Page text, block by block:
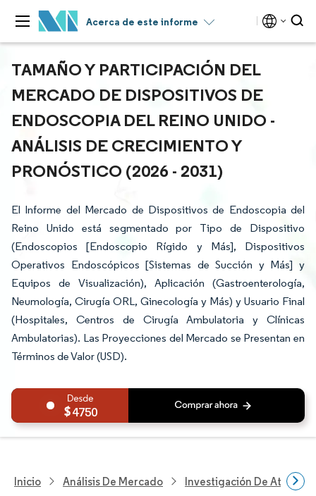
Acerca de este informe
TAMAÑO Y PARTICIPACIÓN DEL
MERCADO DE DISPOSITIVOS DE
ENDOSCOPIA DEL REINO UNIDO -
ANÁLISIS DE CRECIMIENTO Y
PRONÓSTICO (2026 - 2031)
El Informe del Mercado de Dispositivos de Endoscopia del
Reino Unido está segmentado por Tipo de Dispositivo
(Endoscopios [Endoscopio Rígido y Más], Dispositivos
Operativos Endoscópicos [Sistemas de Succión y Más] y
Equipos de Visualización), Aplicación (Gastroenterología,
Neumología, Cirugía ORL, Ginecología y Más) y Usuario Final
(Hospitales, Centros de Cirugía Ambulatoria y Clínicas
Ambulatorias). Las Proyecciones del Mercado se Presentan en
Términos de Valor (USD).
4750
Inicio Análisis De Mercado Investigación De